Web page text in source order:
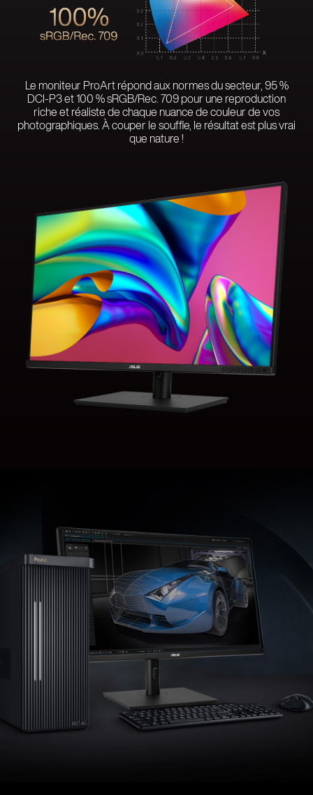
Le moniteur ProArt répond aux normes du secteur, 95 %
DCI-P3 et 100 % sRGB/Rec. 709 pour une reproduction
riche et réaliste de chaque nuance de couleur de vos
photographiques. À couper le souffle, le résultat est plus vrai
que nature !